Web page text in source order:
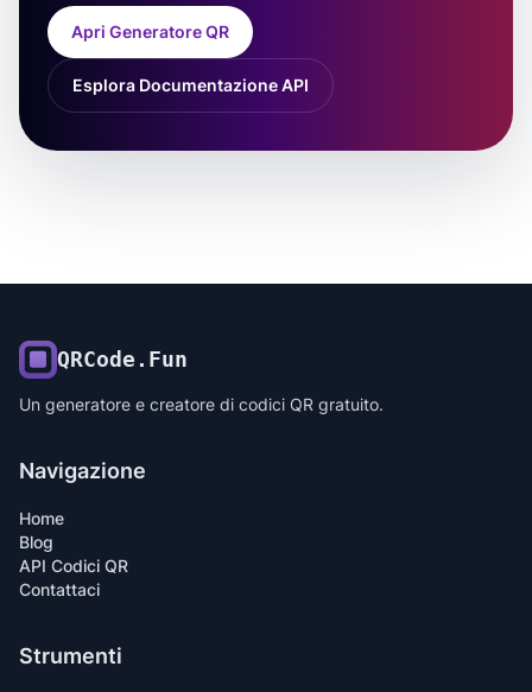
Apri Generatore QR
Esplora Documentazione API
QRCode.Fun
Un generatore e creatore di codici QR gratuito.
Navigazione
Home
Blog
API Codici QR
Contattaci
Strumenti